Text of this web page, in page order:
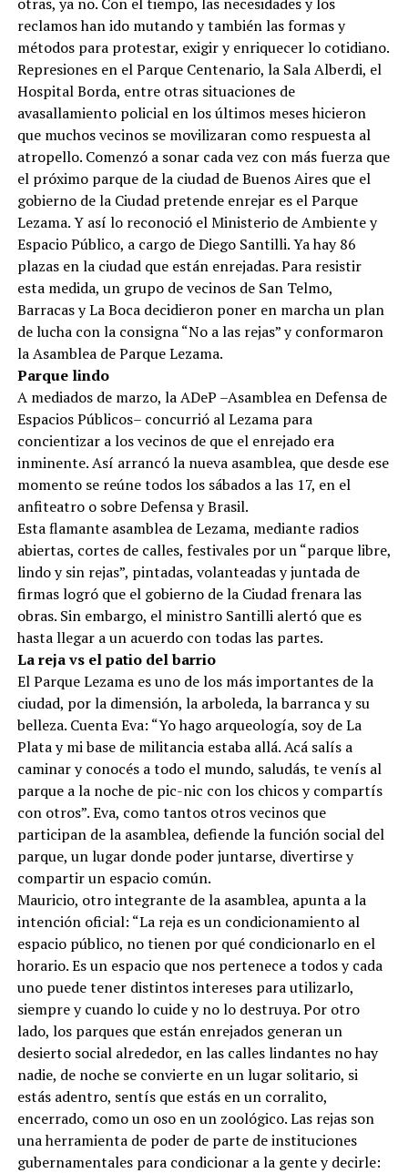
reclamos han ido mutando y también las formas y
métodos para protestar, exigir y enriquecer lo cotidiano.
Represiones en el Parque Centenario, la Sala Alberdi, el
Hospital Borda, entre otras situaciones de
avasallamiento policial en los últimos meses hicieron
que muchos vecinos se movilizaran como respuesta al
atropello. Comenzó a sonar cada vez con más fuerza que
el próximo parque de la ciudad de Buenos Aires que el
gobierno de la Ciudad pretende enrejar es el Parque
Lezama. Y así lo reconoció el Ministerio de Ambiente y
Espacio Público, a cargo de Diego Santilli. Ya hay 86
plazas en la ciudad que están enrejadas. Para resistir
esta medida, un grupo de vecinos de San Telmo,
Barracas y La Boca decidieron poner en marcha un plan
de lucha con la consigna “No a las rejas” y conformaron
la Asamblea de Parque Lezama.
Parque lindo
A mediados de marzo, la ADeP –Asamblea en Defensa de
Espacios Públicos– concurrió al Lezama para
concientizar a los vecinos de que el enrejado era
inminente. Así arrancó la nueva asamblea, que desde ese
momento se reúne todos los sábados a las 17, en el
anfiteatro o sobre Defensa y Brasil.
Esta flamante asamblea de Lezama, mediante radios
abiertas, cortes de calles, festivales por un “parque libre,
lindo y sin rejas”, pintadas, volanteadas y juntada de
firmas logró que el gobierno de la Ciudad frenara las
obras. Sin embargo, el ministro Santilli alertó que es
hasta llegar a un acuerdo con todas las partes.
La reja vs el patio del barrio
El Parque Lezama es uno de los más importantes de la
ciudad, por la dimensión, la arboleda, la barranca y su
belleza. Cuenta Eva: “Yo hago arqueología, soy de La
Plata y mi base de militancia estaba allá. Acá salís a
caminar y conocés a todo el mundo, saludás, te venís al
parque a la noche de pic-nic con los chicos y compartís
con otros”. Eva, como tantos otros vecinos que
participan de la asamblea, defiende la función social del
parque, un lugar donde poder juntarse, divertirse y
compartir un espacio común.
Mauricio, otro integrante de la asamblea, apunta a la
intención oficial: “La reja es un condicionamiento al
espacio público, no tienen por qué condicionarlo en el
horario. Es un espacio que nos pertenece a todos y cada
uno puede tener distintos intereses para utilizarlo,
siempre y cuando lo cuide y no lo destruya. Por otro
lado, los parques que están enrejados generan un
desierto social alrededor, en las calles lindantes no hay
nadie, de noche se convierte en un lugar solitario, si
estás adentro, sentís que estás en un corralito,
encerrado, como un oso en un zoológico. Las rejas son
una herramienta de poder de parte de instituciones
gubernamentales para condicionar a la gente y decirle: